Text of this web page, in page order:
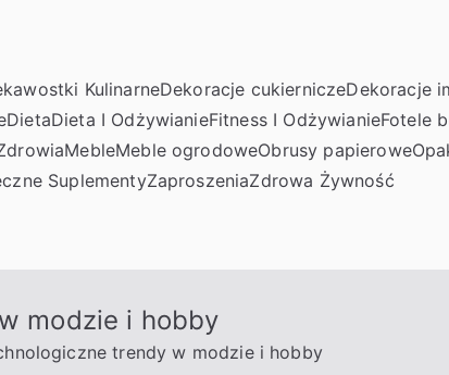
KulinarneDekoracje cukierniczeDekoracje
DietaDieta I OdżywianieFitness I OdżywianieFotele
MebleMeble ogrodoweObrusy papierowe
SuplementyZaproszeniaZdrowa Żywność
modzie i hobby
trendy w modzie i hobby